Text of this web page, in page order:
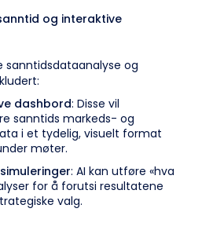
og interaktive
sanntidsdataanalyse og
dashbord: Disse vil
sanntids markeds- og
i et tydelig, visuelt format
møter.
: AI kan utføre «hva
for å forutsi resultatene
valg.